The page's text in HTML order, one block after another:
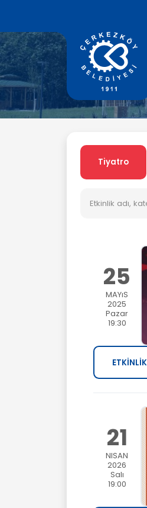
Tiyatro
25
MAYıS
2025
Pazar
19:30
21
NISAN
2026
Salı
19:00